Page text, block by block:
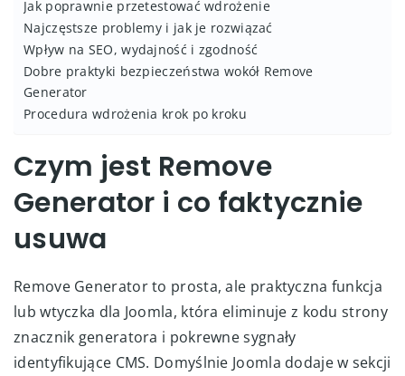
Jak poprawnie przetestować wdrożenie
Najczęstsze problemy i jak je rozwiązać
Wpływ na SEO, wydajność i zgodność
Dobre praktyki bezpieczeństwa wokół Remove
Generator
Procedura wdrożenia krok po kroku
Czym jest Remove
Generator i co faktycznie
usuwa
Remove Generator to prosta, ale praktyczna funkcja
lub wtyczka dla Joomla, która eliminuje z kodu strony
znacznik generatora i pokrewne sygnały
identyfikujące CMS. Domyślnie Joomla dodaje w sekcji